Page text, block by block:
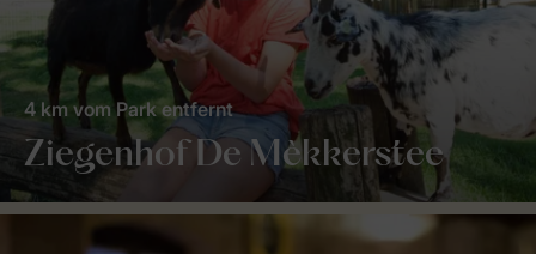
Ziegenhof De Mèkkerstee
4 km vom Park entfernt